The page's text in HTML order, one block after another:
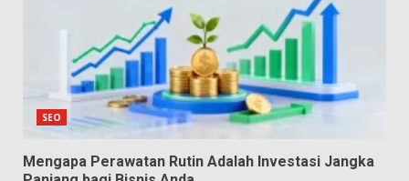
SEO
Mengapa Perawatan Rutin Adalah Investasi Jangka